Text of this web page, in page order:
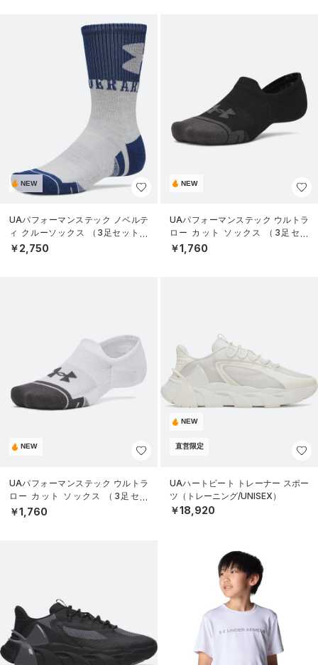
NEW
UAパフォーマンステック ノベルテ
ィ クルーソックス （3足セット）
（トレーニング/UNISEX）
￥2,750
NEW
UAパフォーマンステック ウルトラ
ロー カット ソックス （3足セッ
ト）（トレーニング/UNISEX）
￥1,760
NEW
UAパフォーマンステック ウルトラ
ロー カット ソックス （3足セッ
ト）（トレーニング/UNISEX）
￥1,760
NEW
直営限定
UAハートビート トレーナー スポー
ツ（トレーニング/UNISEX）
￥18,920